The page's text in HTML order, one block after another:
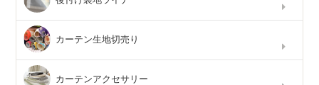
カーテン生地切売り
カーテンアクセサリー